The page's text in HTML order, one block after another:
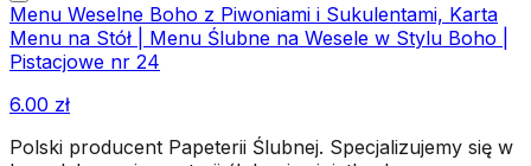
Menu Weselne Boho z Piwoniami i Sukulentami, Karta
Menu na Stół | Menu Ślubne na Wesele w Stylu Boho |
Pistacjowe nr 24
6.00 zł
Polski producent Papeterii Ślubnej. Specjalizujemy się w